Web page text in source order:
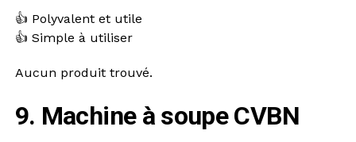
👍 Polyvalent et utile
👍 Simple à utiliser
Aucun produit trouvé.
9. Machine à soupe CVBN